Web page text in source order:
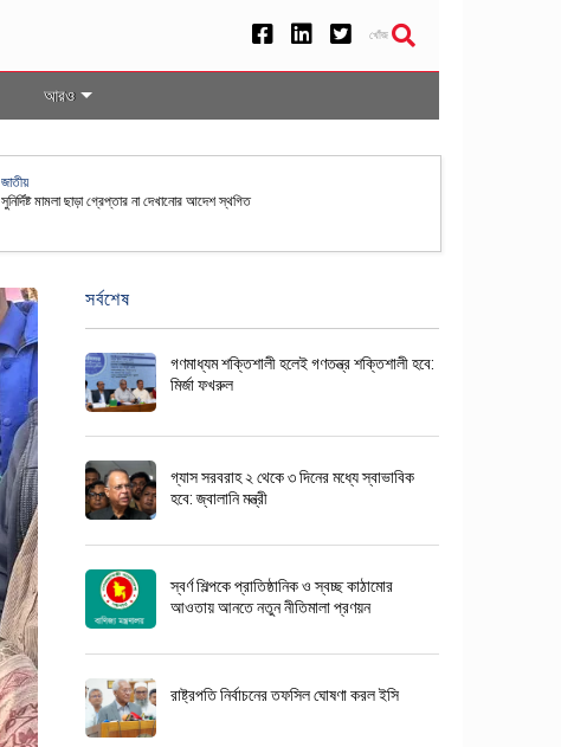
খোঁজ
আরও
জাতীয়
সুনির্দিষ্ট মামলা ছাড়া গ্রেপ্তার না দেখানোর আদেশ স্থগিত
সর্বশেষ
গণমাধ্যম শক্তিশালী হলেই গণতন্ত্র শক্তিশালী হবে:
মির্জা ফখরুল
গ্যাস সরবরাহ ২ থেকে ৩ দিনের মধ্যে স্বাভাবিক
হবে: জ্বালানি মন্ত্রী
স্বর্ণ শিল্পকে প্রাতিষ্ঠানিক ও স্বচ্ছ কাঠামোর
আওতায় আনতে নতুন নীতিমালা প্রণয়ন
রাষ্ট্রপতি নির্বাচনের তফসিল ঘোষণা করল ইসি